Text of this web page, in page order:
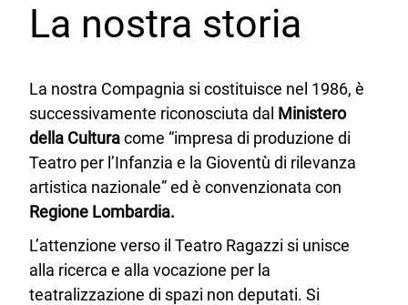
La nostra storia
La nostra Compagnia si costituisce nel 1986, è
successivamente riconosciuta dal Ministero
della Culturacome “impresa di produzione di
Teatro per l’Infanzia e la Gioventù di rilevanza
artistica nazionale” ed è convenzionata con
Regione Lombardia.
L’attenzione verso il Teatro Ragazzi si unisce
alla ricerca e alla vocazione per la
teatralizzazione di spazi non deputati. Si